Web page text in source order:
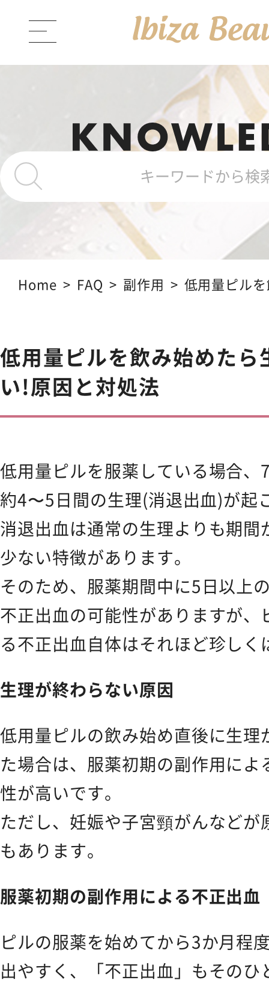
ABOUT Ibiza Beautyブラ
CONTENTSコンテンツサイト
Feminine Care
Body Careボディケア
SHOPPING GUIDEショッピ
FAQよくあるご質問
CONTACT お問い合わせ
PRODUCTS 商品一覧
Ibiza Cream 薬用イビサク
Ibiza Serum Pro薬用イビ
Ibiza Deodorant薬用イ
Ibiza Body Scrub
薬用イビサヘアーリムーバルクリ
Home FAQ 副作用
低用量ピル
低用量ピルを飲み始めたら
い!原因と対処法
低用量ピルを服薬している場合
約4〜5日間の生理(消退出血)が起
消退出血は通常の生理よりも期間
少ない特徴があります。
そのため、服薬期間中に5日以上
不正出血の可能性がありますが、
る不正出血自体はそれほど珍しく
生理が終わらない原因
低用量ピルの飲み始め直後に生理
た場合は、服薬初期の副作用によ
性が高いです。
ただし、妊娠や子宮頸がんなどが
もあります。
服薬初期の副作用による不正出血
ピルの服薬を始めてから3か月程
出やすく、「不正出血」もその